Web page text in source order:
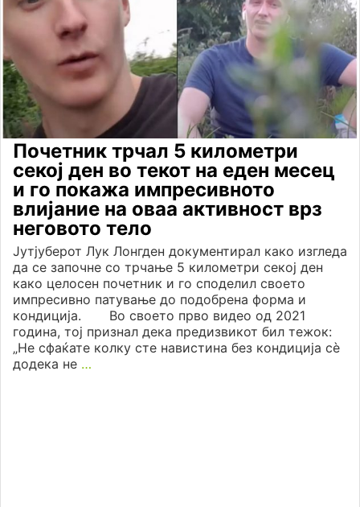
Почетник трчал 5 километри
секој ден во текот на еден месец
и го покажа импресивното
влијание на оваа активност врз
неговото тело
Јутјуберот Лук Лонгден документирал како изгледа
да се започне со трчање 5 километри секој ден
како целосен почетник и го споделил своето
импресивно патување до подобрена форма и
кондиција. Во своето прво видео од 2021
година, тој признал дека предизвикот бил тежок:
„Не сфаќате колку сте навистина без кондиција сè
додека не …